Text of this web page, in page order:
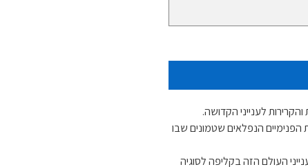
לענייני הקדושה.
הנפלאים שטמונים שבו
העולם הזה בקליפה לסוגיה